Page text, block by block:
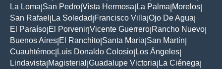
La Loma San Pedro Vista Hermosa La Palma Morelos
San Rafael
La Soledad Francisco Villa Ojo De Agua
El Paraíso El Porvenir Vicente Guerrero Rancho Nuevo
Buenos Aires El Ranchito Santa Maria San Martin
Cuauhtémoc Luis Donaldo Colosio Los Ángeles
Lindavista Magisterial Guadalupe Victoria La Ciénega